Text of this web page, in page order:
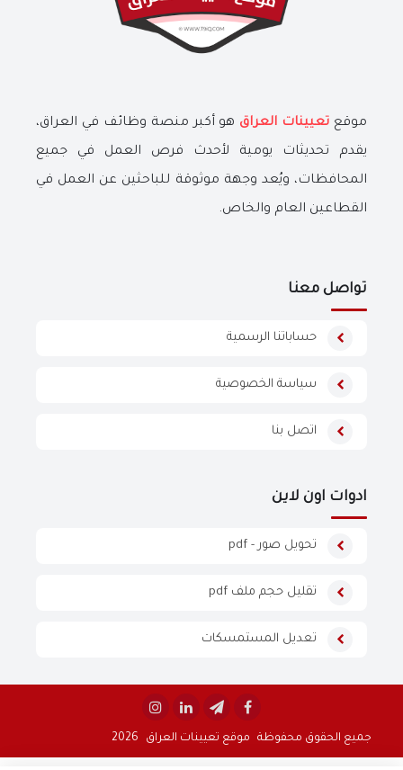
موقع تعيينات العراق هو أكبر منصة وظائف في العراق،
يقدم تحديثات يومية لأحدث فرص العمل في جميع
المحافظات، ويُعد وجهة موثوقة للباحثين عن العمل في
القطاعين العام والخاص.
تواصل معنا
حساباتنا الرسمية
سياسة الخصوصية
اتصل بنا
ادوات اون لاين
تحويل صور - pdf
تقليل حجم ملف pdf
تعديل المستمسكات


جميع الحقوق محفوظة موقع تعيينات العراق 2026